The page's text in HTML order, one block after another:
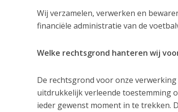
Wij verzamelen, verwerken en
financiële administratie van de
Welke rechtsgrond hanteren wij
De rechtsgrond voor onze
uitdrukkelijk verleende toestemming
ieder gewenst moment in te trekken.